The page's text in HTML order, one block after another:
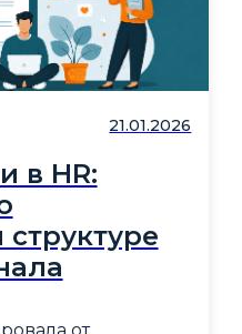
21.01.2026
в HR: